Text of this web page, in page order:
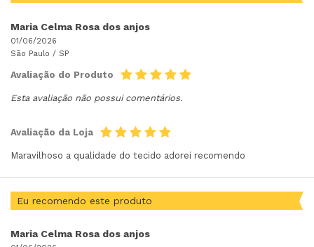
Maria Celma Rosa dos anjos
01/06/2026
São Paulo / SP
Avaliação do Produto
Esta avaliação não possui comentários.
Avaliação da Loja
Maravilhoso a qualidade do tecido adorei recomendo
Eu recomendo este produto
Maria Celma Rosa dos anjos